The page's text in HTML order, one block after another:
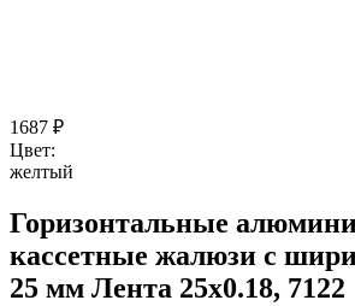
1687 ₽
Цвет:
желтый
Горизонтальные
кассетные жалюзи с
25 мм Лента 25x0.18, 7122